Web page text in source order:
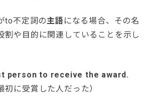
to不定詞の主語になる場合、その名
割や目的に関連していることを示し
person to receive the award.
初に受賞した人だった）